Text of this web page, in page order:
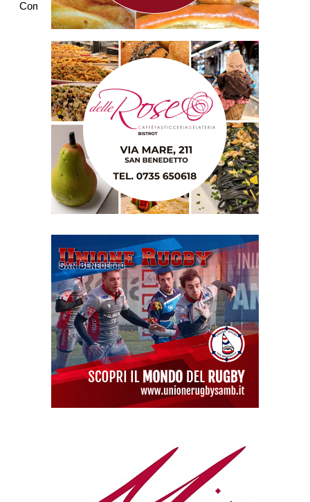
Commenti